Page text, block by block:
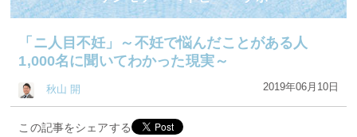
「ニ人目不妊」～不妊で悩んだことがある人
1,000名に聞いてわかった現実～
秋山 開 2019年06月10日
この記事をシェアする